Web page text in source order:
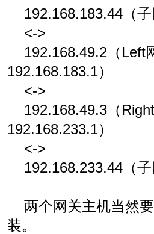
192.168.183.44（子
<->
192.168.49.2（Left
192.168.183.1）
<->
192.168.49.3（
192.168.233.1）
<->
192.168.233.44（子
两个网关主机当然要
装。